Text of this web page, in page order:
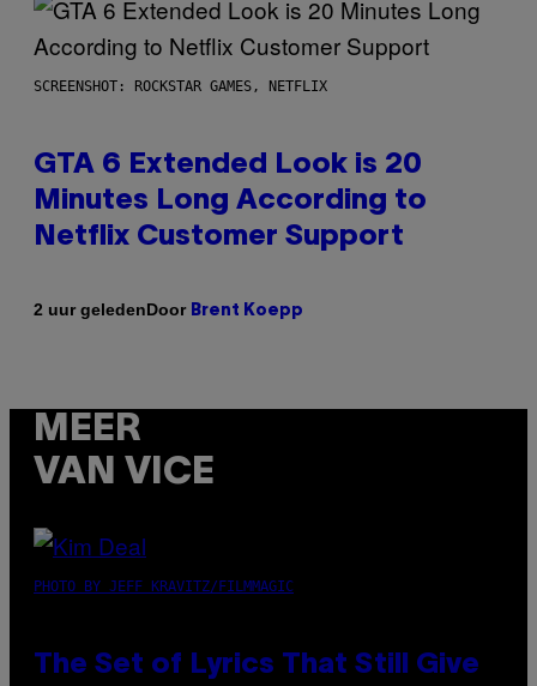
SCREENSHOT: ROCKSTAR GAMES, NETFLIX
GTA 6 Extended Look is 20
Minutes Long According to
Netflix Customer Support
2 uur geledenDoor Brent Koepp
MEER
VAN VICE
PHOTO BY JEFF KRAVITZ/FILMMAGIC
The Set of Lyrics That Still Give